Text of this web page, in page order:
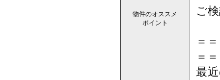
物件のオススメ
ポイント
ご
＝
＝
最